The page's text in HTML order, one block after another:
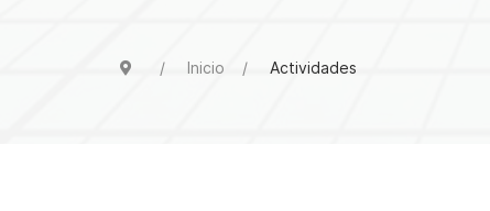
Inicio Actividades